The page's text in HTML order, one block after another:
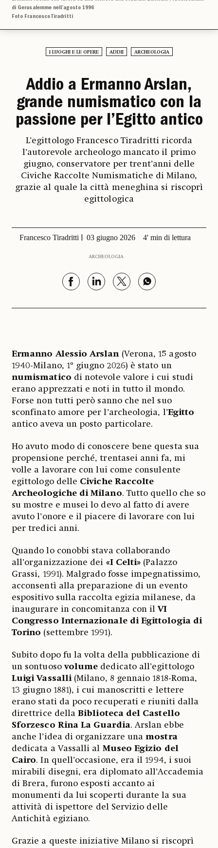
di Gerusalemme nell’agosto 1996
Foto Francesco Tiradritti
I LUOGHI E LE OPERE ADDII ARCHEOLOGIA
Addio a Ermanno Arslan,
grande numismatico con la
passione per l’Egitto antico
L’egittologo Francesco Tiradritti ricorda
l’autorevole archeologo mancato il primo
giugno, conservatore per trent’anni delle
Civiche Raccolte Numismatiche di Milano,
grazie al quale la città meneghina si riscoprì
egittologica
Francesco Tiradritti 03 giugno 2026 4' min di lettura
ARCHEOLOGIA
Ermanno Alessio Arslan (Verona, 15 agosto
1940-Milano, 1º giugno 2026) è stato un
numismatico di notevole valore i cui studi
erano apprezzati e noti in tutto il mondo.
Forse non tutti però sanno che nel suo
sconfinato amore per l’archeologia, l’Egitto
antico aveva un posto particolare.
Ho avuto modo di conoscere bene questa sua
propensione perché, trentasei anni fa, mi
volle a lavorare con lui come consulente
egittologo delle Civiche Raccolte
Archeologiche di Milano. Tutto quello che so
su mostre e musei lo devo al fatto di avere
avuto l’onore e il piacere di lavorare con lui
per tredici anni.
Quando lo conobbi stava collaborando
all’organizzazione dei «I Celti» (Palazzo
Grassi, 1991). Malgrado fosse impegnatissimo,
acconsentì alla preparazione di un evento
espositivo sulla raccolta egizia milanese, da
inaugurare in concomitanza con ilVI
Congresso Internazionale di Egittologia di
Torino (settembre 1991).
Subito dopo fu la volta della pubblicazione di
un sontuosovolume dedicato all’egittologo
Luigi Vassalli(Milano, 8 gennaio 1818-Roma,
13 giugno 1881), i cui manoscritti e lettere
erano stati da poco recuperati e riuniti dalla
direttrice dellaBiblioteca del Castello
Sforzesco Rina La Guardia. Arslan ebbe
anche l’idea di organizzare unamostra
dedicata a Vassalli al Museo Egizio del
Cairo. In quell’occasione, era il 1994, i suoi
mirabili disegni, era diplomato all’Accademia
di Brera, furono esposti accanto ai
monumenti da lui scoperti durante la sua
attività di ispettore del Servizio delle
Antichità egiziano.
Grazie a queste iniziative Milano si riscoprì